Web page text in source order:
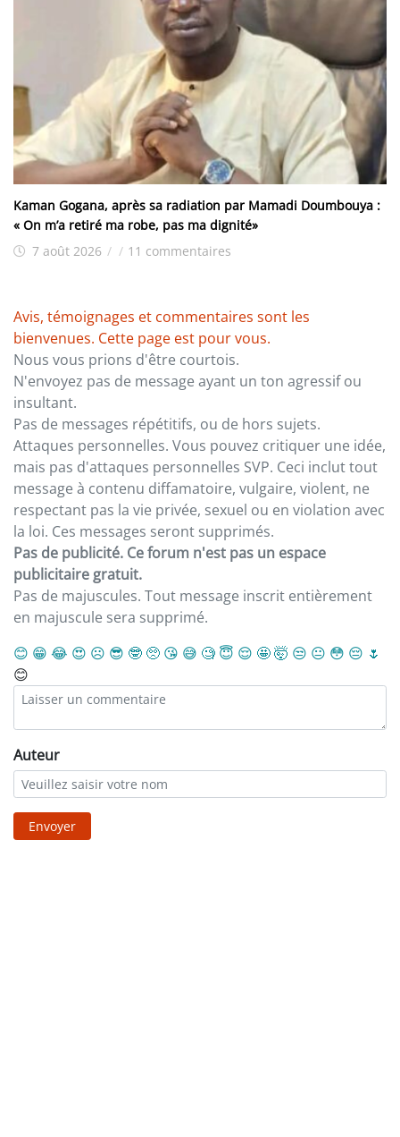
Kaman Gogana, après sa radiation par Mamadi Doumbouya :
« On m’a retiré ma robe, pas ma dignité»
7 août 2026 / / 11 commentaires
Avis, témoignages et commentaires sont les
bienvenues. Cette page est pour vous.
Nous vous prions d'être courtois.
N'envoyez pas de message ayant un ton agressif ou
insultant.
Pas de messages répétitifs, ou de hors sujets.
Attaques personnelles. Vous pouvez critiquer une idée,
mais pas d'attaques personnelles SVP. Ceci inclut tout
message à contenu diffamatoire, vulgaire, violent, ne
respectant pas la vie privée, sexuel ou en violation avec
la loi. Ces messages seront supprimés.
Pas de publicité. Ce forum n'est pas un espace
publicitaire gratuit.
Pas de majuscules. Tout message inscrit entièrement
en majuscule sera supprimé.
😊 😁 😂 😍 ☹️ 😎 🤓 🥺 😘 😅 🧐 😇 😌 🤩🤯 😒 😐 😳 😔 🌷
😊
Auteur
Envoyer